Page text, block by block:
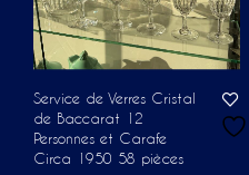
Service de Verres Cristal
de Baccarat 12
Personnes et Carafe
Circa 1950 58 pièces